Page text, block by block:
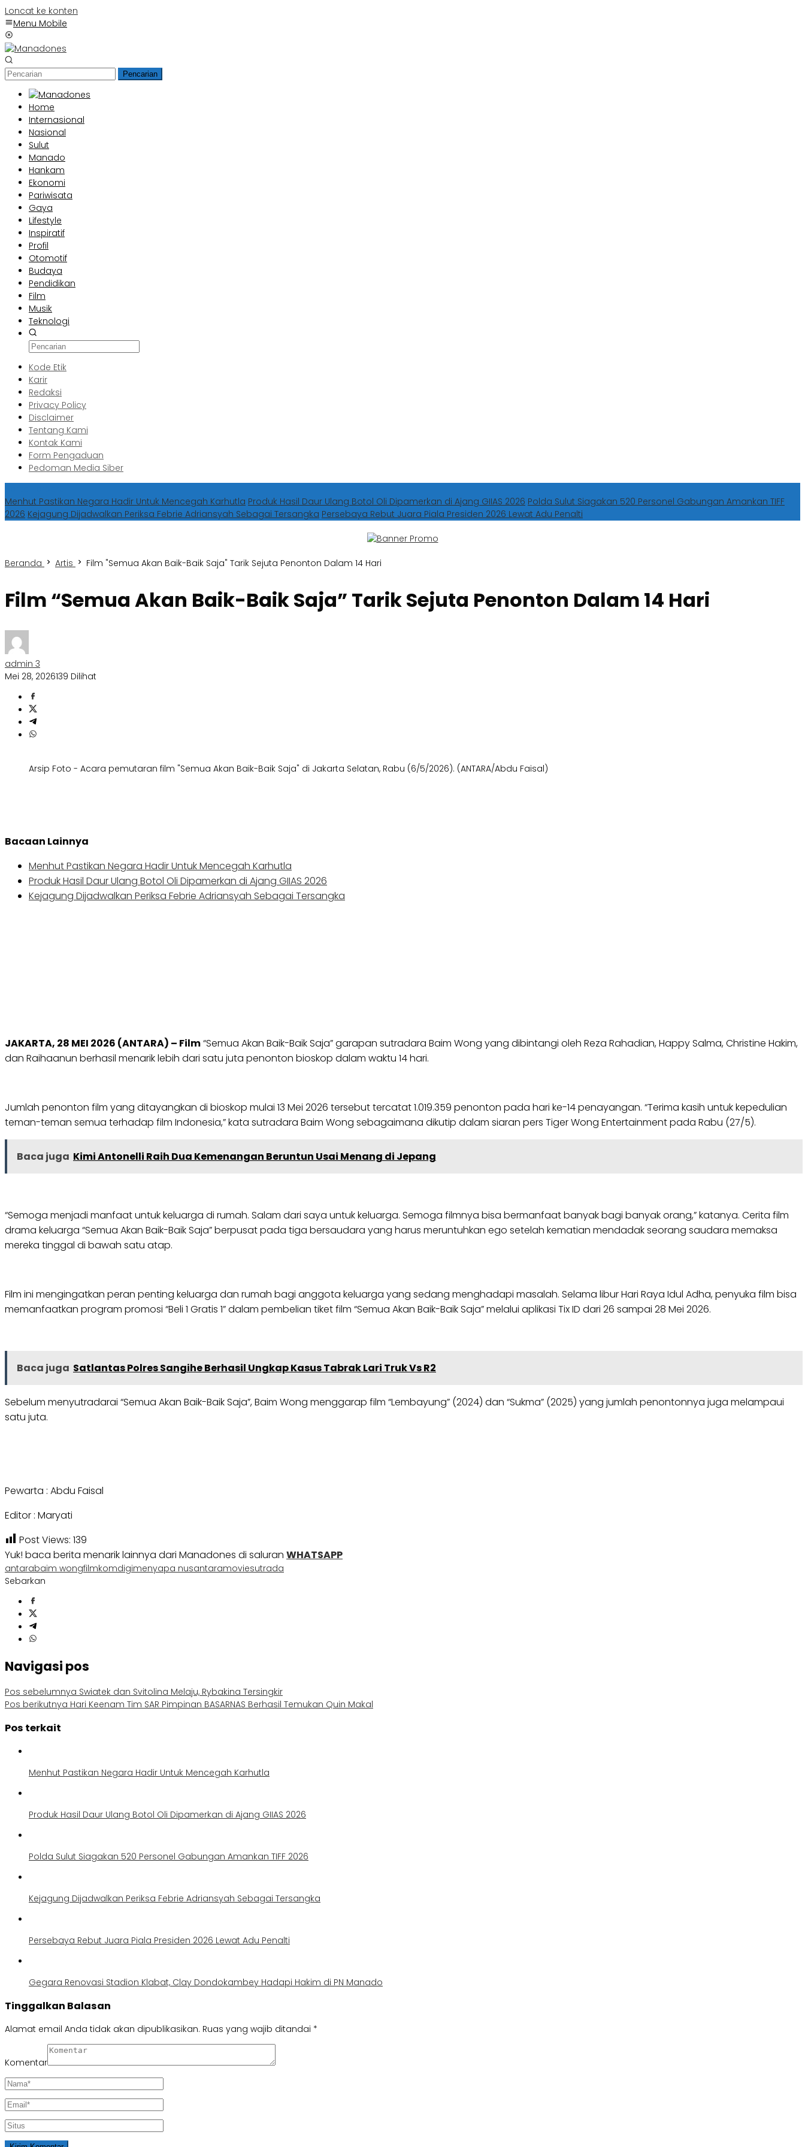
Loncat ke konten
Menu Mobile
Pencarian
Home
Internasional
Nasional
Sulut
Manado
Hankam
Ekonomi
Pariwisata
Gaya
Lifestyle
Inspiratif
Profil
Otomotif
Budaya
Pendidikan
Film
Musik
Teknologi
Kode Etik
Karir
Redaksi
Privacy Policy
Disclaimer
Tentang Kami
Kontak Kami
Form Pengaduan
Pedoman Media Siber
Menhut Pastikan Negara Hadir Untuk Mencegah Karhutla Produk Hasil Daur Ulang Botol Oli Dipamerkan di Ajang GIIAS 2026 Polda Sulut Siagakan 520 Personel Gabungan Amankan TIFF
2026 Kejagung Dijadwalkan Periksa Febrie Adriansyah Sebagai Tersangka Persebaya Rebut Juara Piala Presiden 2026 Lewat Adu Penalti
Beranda Artis Film "Semua Akan Baik-Baik Saja" Tarik Sejuta Penonton Dalam 14 Hari
Film “Semua Akan Baik-Baik Saja” Tarik Sejuta Penonton Dalam 14 Hari
admin 3
Mei 28, 2026139 Dilihat
Arsip Foto - Acara pemutaran film "Semua Akan Baik-Baik Saja" di Jakarta Selatan, Rabu (6/5/2026). (ANTARA/Abdu Faisal)
Bacaan Lainnya
Menhut Pastikan Negara Hadir Untuk Mencegah Karhutla
Produk Hasil Daur Ulang Botol Oli Dipamerkan di Ajang GIIAS 2026
Kejagung Dijadwalkan Periksa Febrie Adriansyah Sebagai Tersangka
JAKARTA, 28 MEI 2026 (ANTARA) – Film“Semua Akan Baik-Baik Saja” garapan sutradara Baim Wong yang dibintangi oleh Reza Rahadian, Happy Salma, Christine Hakim,
dan Raihaanun​​​​​​ berhasil menarik lebih dari satu juta penonton bioskop dalam waktu 14 hari.
Jumlah penonton film yang ditayangkan di bioskop mulai 13 Mei 2026 tersebut tercatat 1.019.359 penonton pada hari ke-14 penayangan. “Terima kasih untuk kepedulian
teman-teman semua terhadap film Indonesia,” kata sutradara Baim Wong sebagaimana dikutip dalam siaran pers Tiger Wong Entertainment pada Rabu (27/5).
Baca juga Kimi Antonelli Raih Dua Kemenangan Beruntun Usai Menang di Jepang
“Semoga menjadi manfaat untuk keluarga di rumah. Salam dari saya untuk keluarga. Semoga filmnya bisa bermanfaat banyak bagi banyak orang,” katanya. Cerita film
drama keluarga “Semua Akan Baik-Baik Saja” berpusat pada tiga bersaudara yang harus meruntuhkan ego setelah kematian mendadak seorang saudara memaksa
mereka tinggal di bawah satu atap.
Film ini mengingatkan peran penting keluarga dan rumah bagi anggota keluarga yang sedang menghadapi masalah. Selama libur Hari Raya Idul Adha, penyuka film bisa
memanfaatkan program promosi “Beli 1 Gratis 1” dalam pembelian tiket film “Semua Akan Baik-Baik Saja” melalui aplikasi Tix ID dari 26 sampai 28 Mei 2026.
Baca juga Satlantas Polres Sangihe Berhasil Ungkap Kasus Tabrak Lari Truk Vs R2
Sebelum menyutradarai “Semua Akan Baik-Baik Saja”, Baim Wong menggarap film “Lembayung” (2024) dan “Sukma” (2025) yang jumlah penontonnya juga melampaui
satu juta.
Pewarta : Abdu Faisal
Editor : Maryati
Post Views: 139
Yuk! baca berita menarik lainnya dari Manadones di saluran WHATSAPP
antarabaim wongfilmkomdigimenyapa nusantaramoviesutrada
Sebarkan
Navigasi pos
Pos sebelumnya Swiatek dan Svitolina Melaju, Rybakina Tersingkir
Pos berikutnya Hari Keenam Tim SAR Pimpinan BASARNAS Berhasil Temukan Quin Makal
Pos terkait
Menhut Pastikan Negara Hadir Untuk Mencegah Karhutla
Produk Hasil Daur Ulang Botol Oli Dipamerkan di Ajang GIIAS 2026
Polda Sulut Siagakan 520 Personel Gabungan Amankan TIFF 2026
Kejagung Dijadwalkan Periksa Febrie Adriansyah Sebagai Tersangka
Persebaya Rebut Juara Piala Presiden 2026 Lewat Adu Penalti
Gegara Renovasi Stadion Klabat, Clay Dondokambey Hadapi Hakim di PN Manado
Tinggalkan Balasan
Alamat email Anda tidak akan dipublikasikan. Ruas yang wajib ditandai *
Komentar